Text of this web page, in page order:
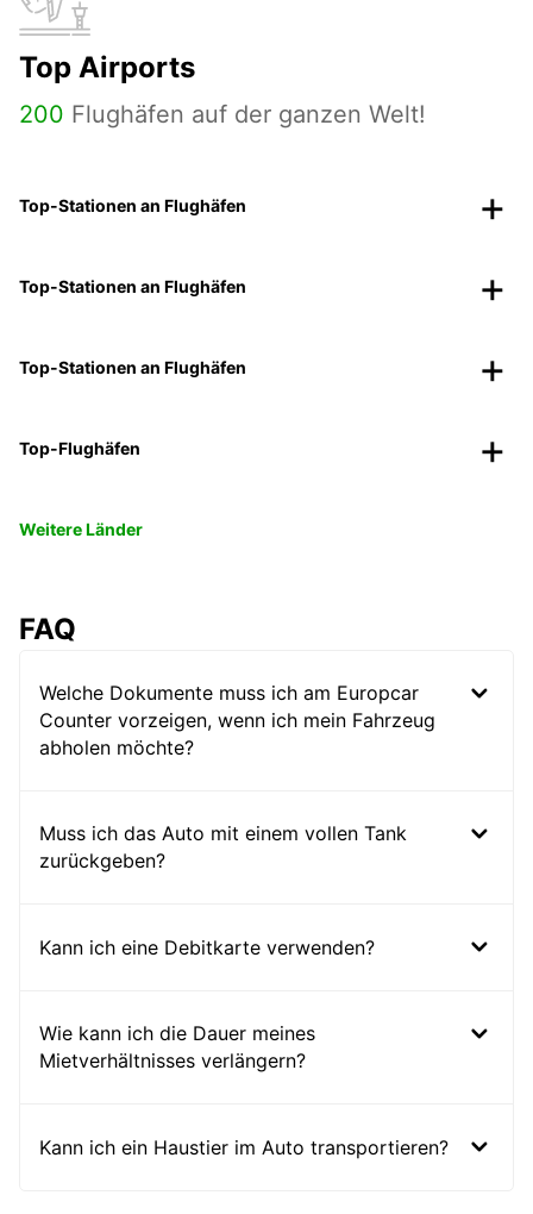
Top Airports
200 Flughäfen auf der ganzen Welt!
Top-Stationen an Flughäfen
Top-Stationen an Flughäfen
Top-Stationen an Flughäfen
Top-Flughäfen
Weitere Länder
FAQ
Welche Dokumente muss ich am Europcar
Counter vorzeigen, wenn ich mein Fahrzeug
abholen möchte?
Muss ich das Auto mit einem vollen Tank
zurückgeben?
Kann ich eine Debitkarte verwenden?
Wie kann ich die Dauer meines
Mietverhältnisses verlängern?
Kann ich ein Haustier im Auto transportieren?